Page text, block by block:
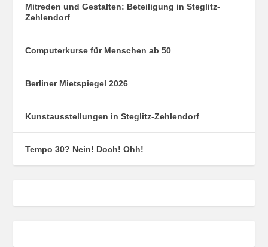
Mitreden und Gestalten: Beteiligung in Steglitz-
Zehlendorf
Computerkurse für Menschen ab 50
Berliner Mietspiegel 2026
Kunstausstellungen in Steglitz-Zehlendorf
Tempo 30? Nein! Doch! Ohh!